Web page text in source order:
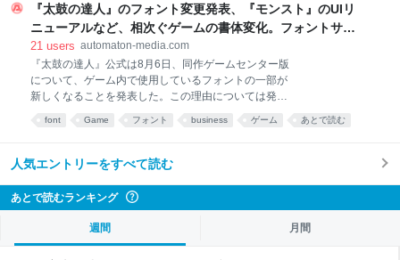
【画像】こわっ!「サパー」する島二郎を赤い目で見つ
めるセイレーン 映画で重要なキャラクターである島二
郎役の最上はアクションシーンについて「セイレーン
面白いだろうなと思って演じました。水中でぶくぶく
言いながら戦うシーンは、普段なら水中のシーンは口
を触ったりしますが、今回はもっと島二郎っぽいのが
いいのかなと思って、家で練習したりしました。いろ
あるので、その分気合も入
『太鼓の達人』のフォント変更発表、『モンスト』のUIリ
ニューアルなど、相次ぐゲームの書体変化。フォントサー
ビスLETS“大幅値上げ騒動”の影響が、いま表面化か -
AUTOMATON
21 users automaton-media.com
『太鼓の達人』公式は8月6日、同作ゲームセンター版
について、ゲーム内で使用しているフォントの一部が
新しくなることを発表した。この理由については発表
「LETS」の契約改定の影響ではないかとする見方が強
ントワークス株式会社）によって提供されているフォ
サービスでは、ゲームへの組み込みを許可するオプシ
ョンを当時1ライセンスあたり年間1万1000円で提供し
ており、多数の作品のゲーム内テキストなどに活用さ
れてきた。 ところが、Monotypeは2025年9月に「フ
ォントワークス LETS アプリ・ゲーム組込オプショ
font Game フォント business ゲーム あとで読む
人気エントリーをすべて読む
あとで読むランキング
週間 月間